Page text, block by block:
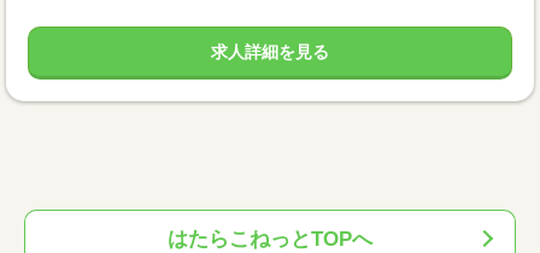
求人詳細を見る
はたらこねっとTOPへ